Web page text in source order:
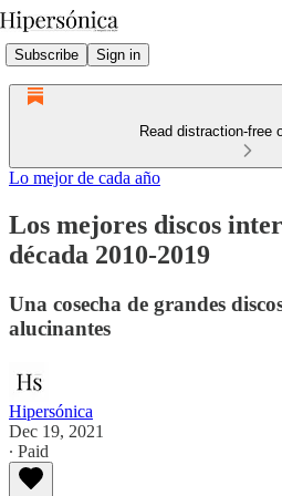
Subscribe Sign in
Read distraction-free
Lo mejor de cada año
Los mejores discos
década 2010-2019
Una cosecha de grandes
alucinantes
Hipersónica
Dec 19, 2021
∙ Paid